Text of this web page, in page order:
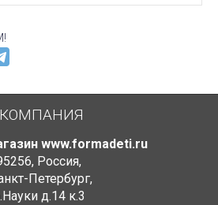
КОМПАНИЯ
www.formadeti.ru
, Россия,
Петербург,
д.14 к.3